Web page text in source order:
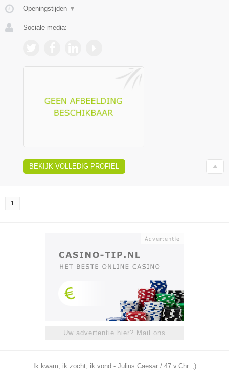
Openingstijden ▼
Sociale media:
BEKIJK VOLLEDIG PROFIEL
1
Uw advertentie hier? Mail ons
Ik kwam, ik zocht, ik vond - Julius Caesar / 47 v.Chr. ;)